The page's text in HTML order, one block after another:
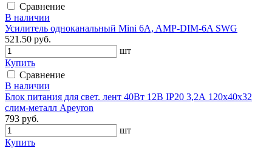
Сравнение
В наличии
Усилитель одноканальный Mini 6A, AMP-DIM-6A SWG
521.50 руб.
шт
Купить
Сравнение
В наличии
Блок питания для свет. лент 40Вт 12В IP20 3,2А 120х40х32
слим-металл Apeyron
793 руб.
шт
Купить